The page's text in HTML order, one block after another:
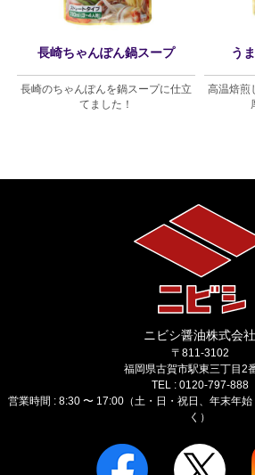
長崎ちゃんぽん鍋スープ
長崎のちゃんぽんを鍋スープに仕立
てました！
う
高温焙煎
ニビシ醤油株式会社
〒811-3102
福岡県古賀市駅東三丁目2
TEL : 0120-797-888
営業時間 : 8:30 〜 17:00（土・日・祝日、年末年
く）